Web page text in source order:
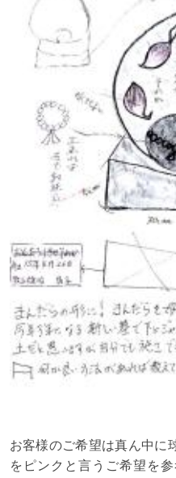
お客様のご希望は真ん中に
をピンクと言う ご希望を